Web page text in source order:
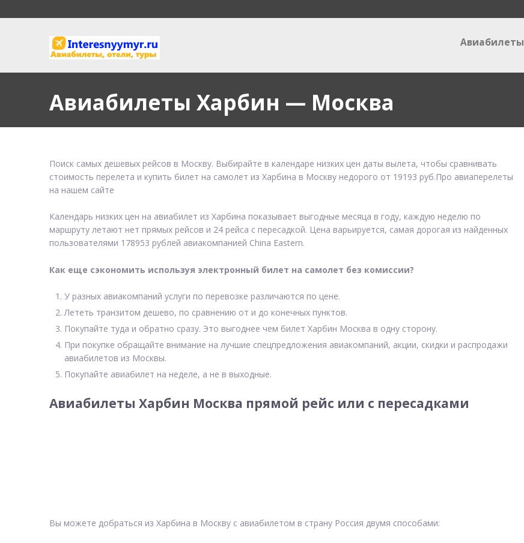
Авиабилеты
Авиабилеты Харбин — Москва
Поиск самых дешевых рейсов в Москву. Выбирайте в календаре низких цен даты вылета, чтобы сравнивать
стоимость перелета и купить билет на самолет из Харбина в Москву недорого от 19193 руб.Про авиаперелеты
на нашем сайте
Календарь низких цен на авиабилет из Харбина показывает выгодные месяца в году, каждую неделю по
маршруту летают нет прямых рейсов и 24 рейса с пересадкой. Цена варьируется, самая дорогая из найденных
пользователями 178953 рублей авиакомпанией China Eastern.
Как еще сэкономить используя электронный билет на самолет без комиссии?
У разных авиакомпаний услуги по перевозке различаются по цене.
Лететь транзитом дешево, по сравнению от и до конечных пунктов.
Покупайте туда и обратно сразу. Это выгоднее чем билет Харбин Москва в одну сторону.
При покупке обращайте внимание на лучшие спецпредложения авиакомпаний, акции, скидки и распродажи
авиабилетов из Москвы.
Покупайте авиабилет на неделе, а не в выходные.
Авиабилеты Харбин Москва прямой рейс или с пересадками
Вы можете добраться из Харбина в Москву с авиабилетом в страну Россия двумя способами: